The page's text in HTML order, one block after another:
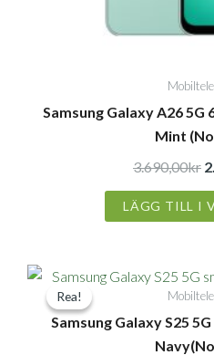
Samsung Galaxy A26 5G
Mint
3.690,00kr
LÄGG TILL I
Rea!
Rea!
Samsung Galaxy S25